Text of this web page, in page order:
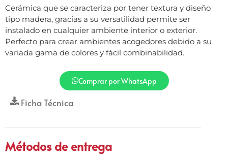
Cerámica que se caracteriza por tener textura y diseño
tipo madera, gracias a su versatilidad permite ser
instalado en cualquier ambiente interior o exterior.
Perfecto para crear ambientes acogedores debido a su
variada gama de colores y fácil combinabilidad.
Comprar por WhatsApp
Ficha Técnica
Métodos de entrega